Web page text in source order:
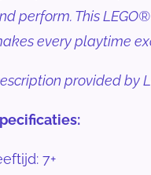
perform. This
every playtime
provided by
7+